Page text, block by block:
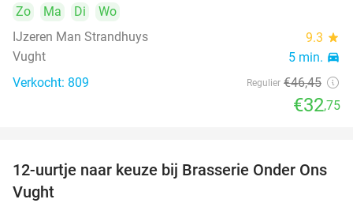
Zo Ma Di
Wo
IJzeren Man Strandhuys
9.3 star
Vught 5 min. directions_car
Verkocht: 809 Regulier €46,45
€32,75
31%
12-uurtje naar keuze bij Brasserie Onder Ons
Vught